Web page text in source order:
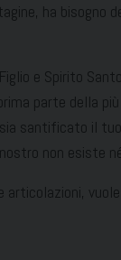
ha bisogno
e Spirito
parte della
santificato il
non esiste